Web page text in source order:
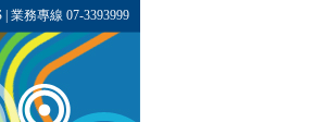
| 業務專線 07-3393999